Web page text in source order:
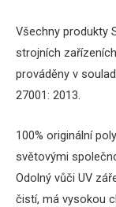
Všechny produkty
strojních
prováděny v
27001: 2013.
100% originální
světovými
Odolný vůči UV
čistí, má vysokou